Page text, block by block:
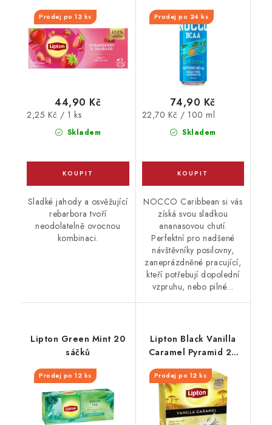
1,7g
Prodej po 12 ks
Skladem
44,90 Kč
Měrná
2,25 Kč / 1 ks
Sladké jahody a osvěžující
rebarbora tvoří
neodolatelně ovocnou
kombinaci.
Prodej po 24 ks
Skladem
74,90 Kč
Měrná
22,70 Kč / 100 ml
NOCCO Caribbean si vás
získá svou sladkou
ananasovou chutí.
Perfektní pro nadšené
návštěvníky posilovny,
zaneprázdněné pracující,
kteří potřebují dopolední
vzpruhu, nebo pilné...
Lipton Green Mint 20
sáčků
Prodej po 12 ks
Lipton Black Vanilla
Caramel Pyramid 20
Prodej po 12 ks